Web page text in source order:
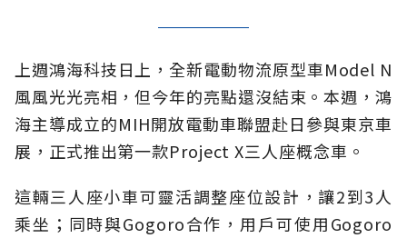
上週鴻海科技日上，全新電動物流原型車Model N
風風光光亮相，但今年的亮點還沒結束。本週，鴻
海主導成立的MIH開放電動車聯盟赴日參與東京車
展，正式推出第一款Project X三人座概念車。
這輛三人座小車可靈活調整座位設計，讓2到3人
乘坐；同時與Gogoro合作，用戶可使用Gogoro